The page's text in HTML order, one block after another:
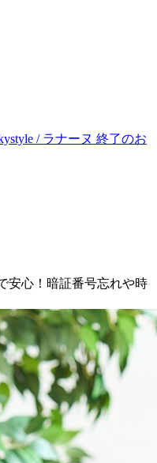
/ ラナーヌ 終了のお
安心！暗証番号忘れや時